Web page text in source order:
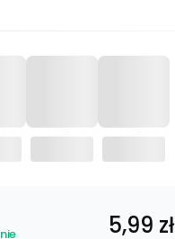
Cena
5,99 zł